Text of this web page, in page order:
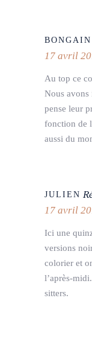
BONGAIN
17 avril
Au top ce
Nous avons
pense leur
fonction de
aussi du
JULIEN
17 avril
Ici une
versions
colorier et
l’après-
sitters.